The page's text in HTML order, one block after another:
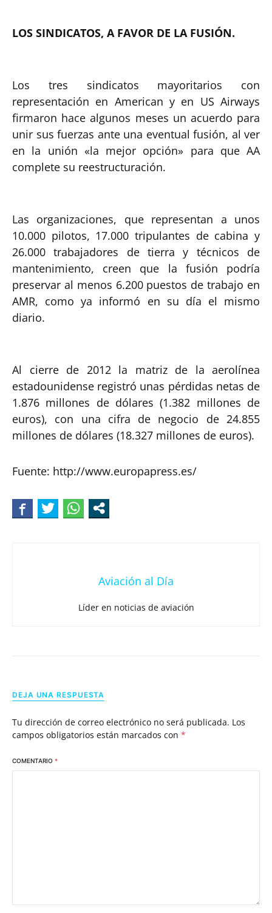
LOS SINDICATOS, A FAVOR DE LA FUSIÓN.
Los tres sindicatos mayoritarios con
representación en American y en US Airways
firmaron hace algunos meses un acuerdo para
unir sus fuerzas ante una eventual fusión, al ver
en la unión «la mejor opción» para que AA
complete su reestructuración.
Las organizaciones, que representan a unos
10.000 pilotos, 17.000 tripulantes de cabina y
26.000 trabajadores de tierra y técnicos de
mantenimiento, creen que la fusión podría
preservar al menos 6.200 puestos de trabajo en
AMR, como ya informó en su día el mismo
diario.
Al cierre de 2012 la matriz de la aerolínea
estadounidense registró unas pérdidas netas de
1.876 millones de dólares (1.382 millones de
euros), con una cifra de negocio de 24.855
millones de dólares (18.327 millones de euros).
Fuente: http://www.europapress.es/
Aviación al Día
Líder en noticias de aviación
DEJA UNA RESPUESTA
Tu dirección de correo electrónico no será publicada. Los
campos obligatorios están marcados con *
COMENTARIO *